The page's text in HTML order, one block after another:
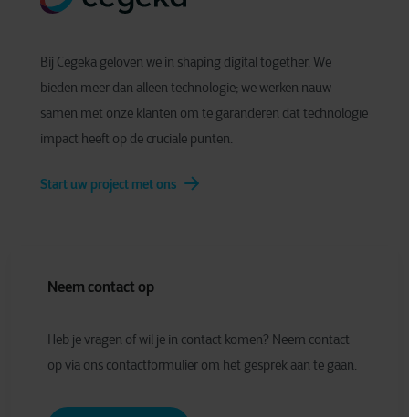
Bij Cegeka geloven we in shaping digital together. We
bieden meer dan alleen technologie; we werken nauw
samen met onze klanten om te garanderen dat technologie
impact heeft op de cruciale punten.
Start uw project met ons
Neem contact op
Heb je vragen of wil je in contact komen? Neem contact
op via ons contactformulier om het gesprek aan te gaan.